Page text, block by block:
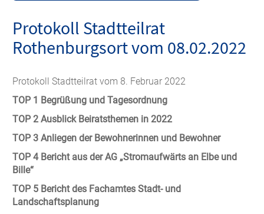
Protokoll Stadtteilrat
Rothenburgsort vom 08.02.2022
Protokoll Stadtteilrat vom 8. Februar 2022
TOP 1 Begrüßung und Tagesordnung
TOP 2 Ausblick Beiratsthemen in 2022
TOP 3 Anliegen der Bewohnerinnen und Bewohner
TOP 4 Bericht aus der AG „Stromaufwärts an Elbe und
Bille“
TOP 5 Bericht des Fachamtes Stadt- und
Landschaftsplanung